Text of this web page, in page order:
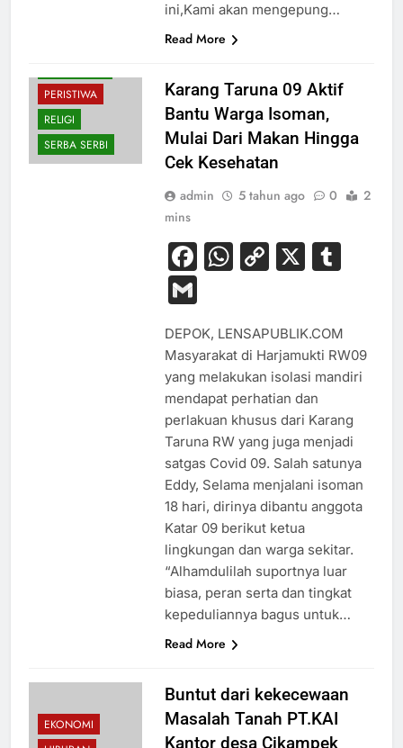
ini,Kami akan mengepung…
Read More
PERISTIWA
RELIGI
SERBA SERBI
Karang Taruna 09 Aktif
Bantu Warga Isoman,
Mulai Dari Makan Hingga
Cek Kesehatan
admin 5 tahun ago 0
2
mins
Facebook
WhatsApp
Copy
X
Gmail
DEPOK, LENSAPUBLIK.COM
Masyarakat di Harjamukti RW09
yang melakukan isolasi mandiri
mendapat perhatian dan
perlakuan khusus dari Karang
Taruna RW yang juga menjadi
satgas Covid 09. Salah satunya
Eddy, Selama menjalani isoman
18 hari, dirinya dibantu anggota
Katar 09 berikut ketua
lingkungan dan warga sekitar.
“Alhamdulilah suportnya luar
biasa, peran serta dan tingkat
kepeduliannya bagus untuk…
Read More
EKONOMI
Buntut dari kekecewaan
Masalah Tanah PT.KAI
Kantor desa Cikampek